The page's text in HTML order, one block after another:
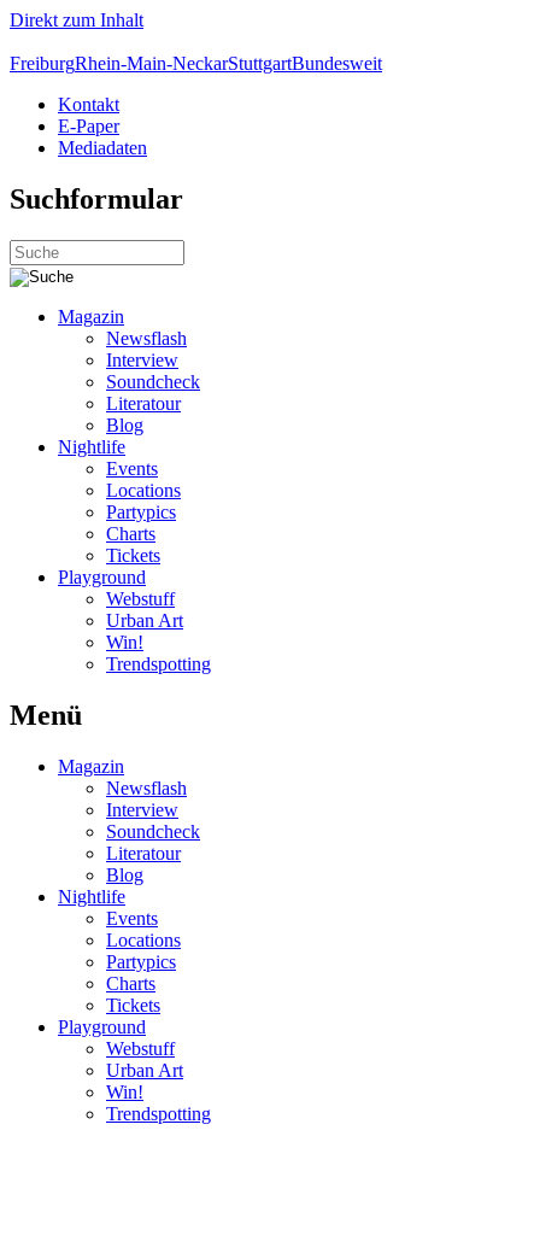
Direkt zum Inhalt
FreiburgRhein-Main-NeckarStuttgartBundesweit
Kontakt
E-Paper
Mediadaten
Suchformular
Magazin
Newsflash
Interview
Soundcheck
Literatour
Blog
Nightlife
Events
Locations
Partypics
Charts
Tickets
Playground
Webstuff
Urban Art
Win!
Trendspotting
Menü
Magazin
Newsflash
Interview
Soundcheck
Literatour
Blog
Nightlife
Events
Locations
Partypics
Charts
Tickets
Playground
Webstuff
Urban Art
Win!
Trendspotting